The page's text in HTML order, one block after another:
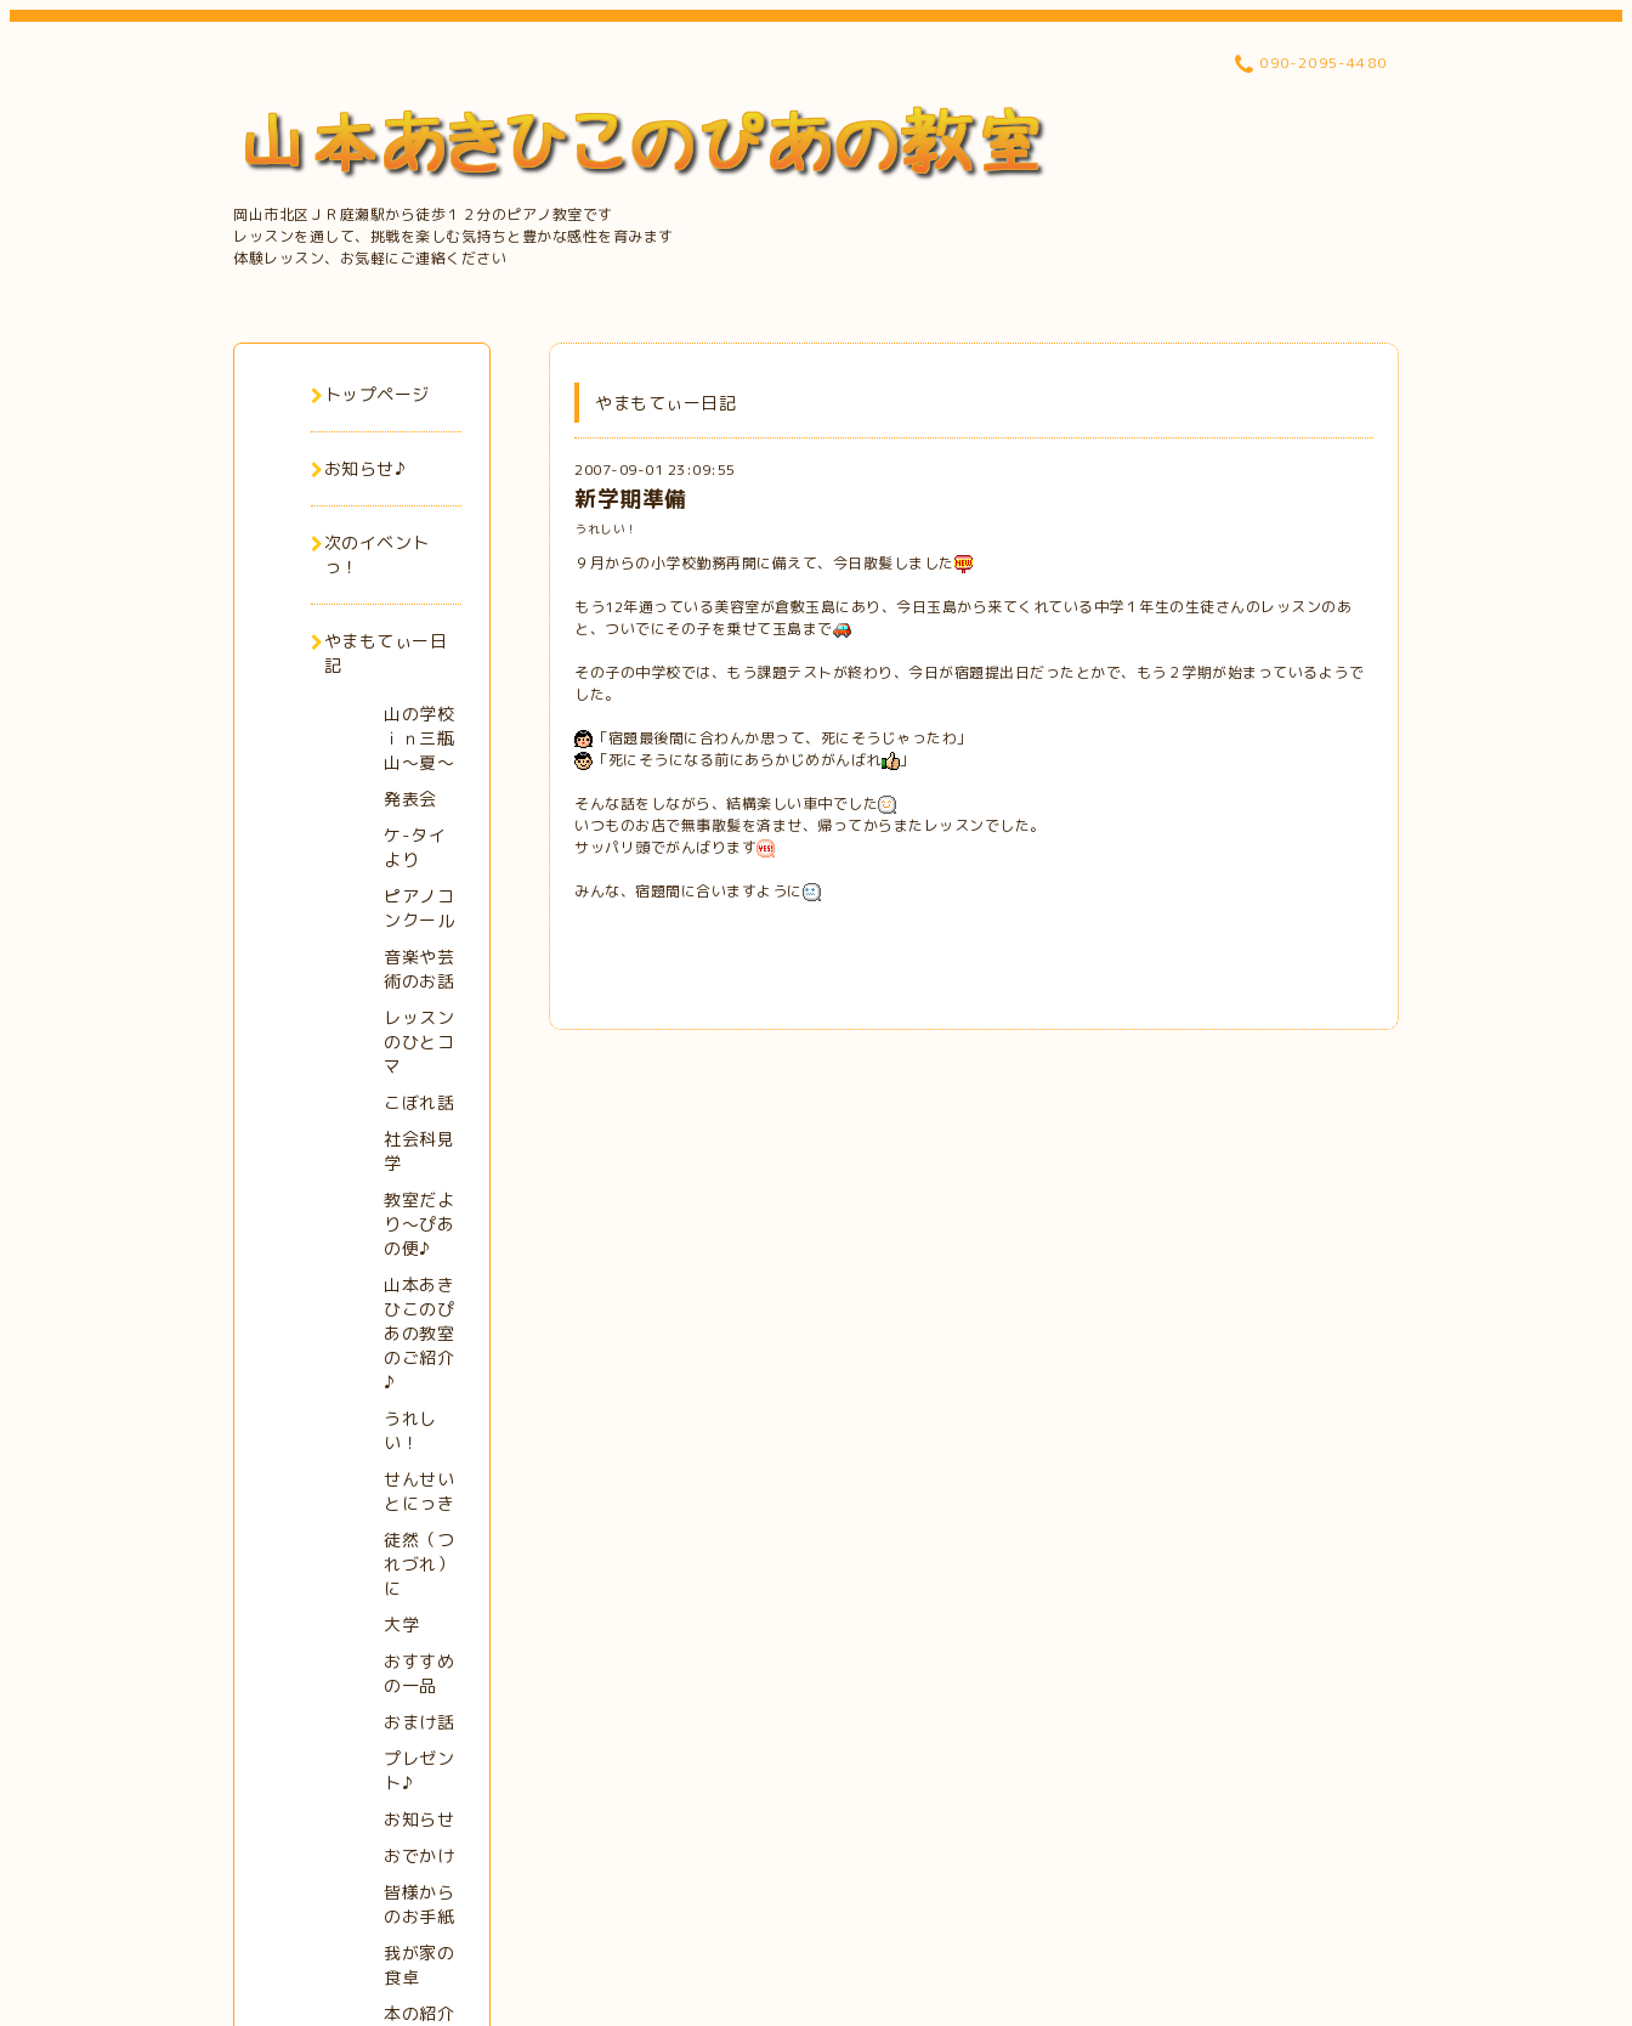
岡山市北区ＪＲ庭瀬駅から徒歩１２分のピアノ教室です
レッスンを通して、挑戦を楽しむ気持ちと豊かな感性を育みます
体験レッスン、お気軽にご連絡ください
090-2095-4480
やまもてぃー日記
2007-09-01 23:09:55
新学期準備
うれしい！
９月からの小学校勤務再開に備えて、今日散髪しました
もう12年通っている美容室が倉敷玉島にあり、今日玉島から来てくれている中学１年生の生徒さんのレッスンのあ
と、ついでにその子を乗せて玉島まで
その子の中学校では、もう課題テストが終わり、今日が宿題提出日だったとかで、もう２学期が始まっているようで
した。
「宿題最後間に合わんか思って、死にそうじゃったわ」
「死にそうになる前にあらかじめがんばれ
」
そんな話をしながら、結構楽しい車中でした
いつものお店で無事散髪を済ませ、帰ってからまたレッスンでした。
サッパリ頭でがんばります
みんな、宿題間に合いますように
トップページ
お知らせ♪
次のイベント
っ！
やまもてぃー日
記
山の学校
ｉｎ三瓶
山～夏～
発表会
ケ-タイ
より
ピアノコ
ンクール
音楽や芸
術のお話
レッスン
のひとコ
マ
こぼれ話
社会科見
学
教室だよ
り～ぴあ
の便♪
山本あき
ひこのぴ
あの教室
のご紹介
♪
うれし
い！
せんせい
とにっき
徒然（つ
れづれ）
に
大学
おすすめ
の一品
おまけ話
プレゼン
ト♪
お知らせ
おでかけ
皆様から
のお手紙
我が家の
食卓
本の紹介